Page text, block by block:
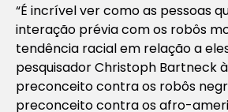
“É incrível ver como as pessoas
interação prévia com os robôs
tendência racial em relação a
pesquisador Christoph Bartneck à
preconceito contra os robôs
preconceito contra os afro-